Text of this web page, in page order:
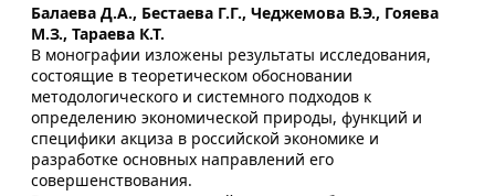
Балаева Д.А., Бестаева Г.Г., Чеджемова В.Э., Гояева
М.З., Тараева К.Т.
В монографии изложены результаты исследования,
состоящие в теоретическом обосновании
методологического и системного подходов к
определению экономической природы, функций и
специфики акциза в российской экономике и
разработке основных направлений его
совершенствования.